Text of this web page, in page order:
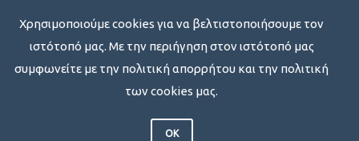
Χρησιμοποιούμε cookies για να βελτιστοποιήσουμε τον
ιστότοπό μας. Με την περιήγηση στον ιστότοπό μας
συμφωνείτε με την πολιτική απορρήτου και την πολιτική
των cookies μας.
OK